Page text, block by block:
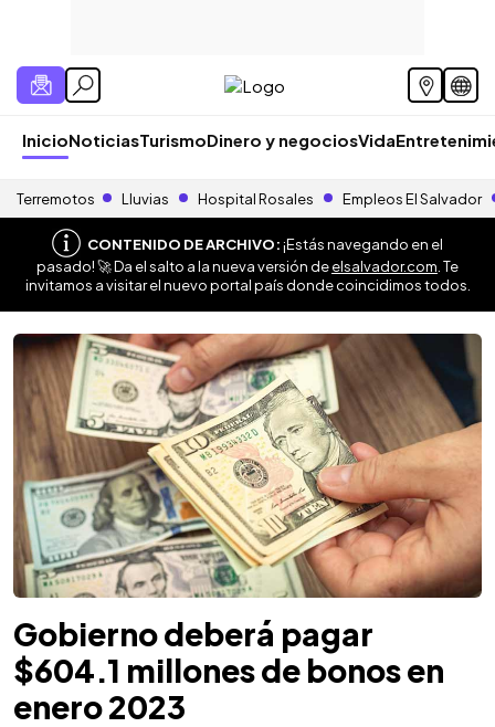
InicioNoticiasTurismoDinero y negociosVida
Terremotos Lluvias Hospital Rosales Empleos El Salvador
CONTENIDO DE ARCHIVO:¡Estás navegando en el
pasado! 🚀 Da el salto a la nueva versión deelsalvador.com . Te
invitamos a visitar el nuevo portal país donde coincidimos todos.
Gobierno deberá pagar
$604.1 millones de bonos en
enero 2023